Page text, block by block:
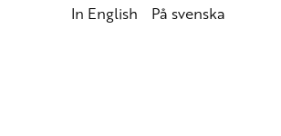
In English På svenska